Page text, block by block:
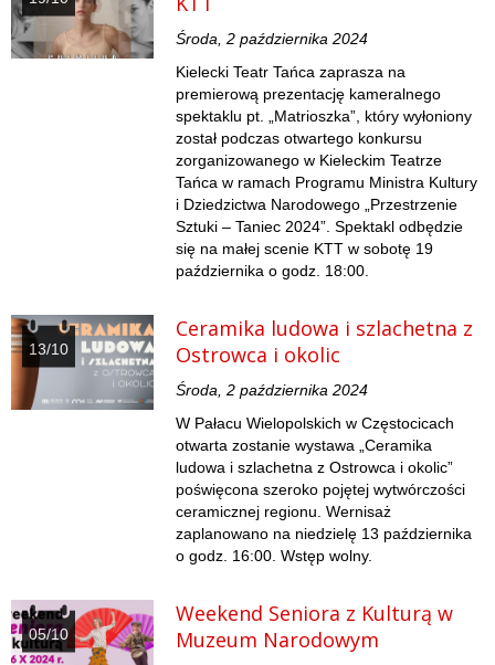
Środa, 2 października 2024
Kielecki Teatr Tańca zaprasza na
premierową prezentację kameralnego
spektaklu pt. „Matrioszka”, który wyłoniony
został podczas otwartego konkursu
zorganizowanego w Kieleckim Teatrze
Tańca w ramach Programu Ministra Kultury
i Dziedzictwa Narodowego „Przestrzenie
Sztuki – Taniec 2024”. Spektakl odbędzie
się na małej scenie KTT w sobotę 19
października o godz. 18:00.
13/10
Ceramika ludowa i szlachetna z
Ostrowca i okolic
Środa, 2 października 2024
W Pałacu Wielopolskich w Częstocicach
otwarta zostanie wystawa „Ceramika
ludowa i szlachetna z Ostrowca i okolic”
poświęcona szeroko pojętej wytwórczości
ceramicznej regionu. Wernisaż
zaplanowano na niedzielę 13 października
o godz. 16:00. Wstęp wolny.
05/10
Weekend Seniora z Kulturą w
Muzeum Narodowym